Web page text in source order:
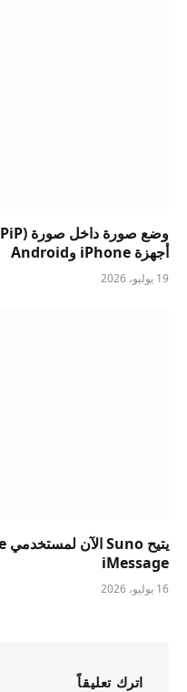
أجهزة iPhone وAndroid
19 يوليو، 2026
iMessage
16 يوليو، 2026
اترك تعليقاً